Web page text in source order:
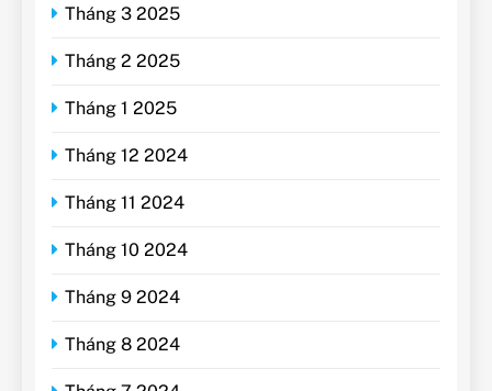
Tháng 3 2025
Tháng 2 2025
Tháng 1 2025
Tháng 12 2024
Tháng 11 2024
Tháng 10 2024
Tháng 9 2024
Tháng 8 2024